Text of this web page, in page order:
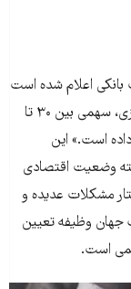
اعلام شده است
با در نظر گرفتن نسبت‌های اعلامی از طرف بانک مرکزی، سهمی بین ۳۰ تا
است.» این
وضعیت اقتصادی
مشکلات عدیده و
جهان وظیفه تعیین
است.